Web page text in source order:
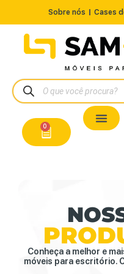
Sobre nós Cases
0
Conheça a melhor e
móveis para escritório.